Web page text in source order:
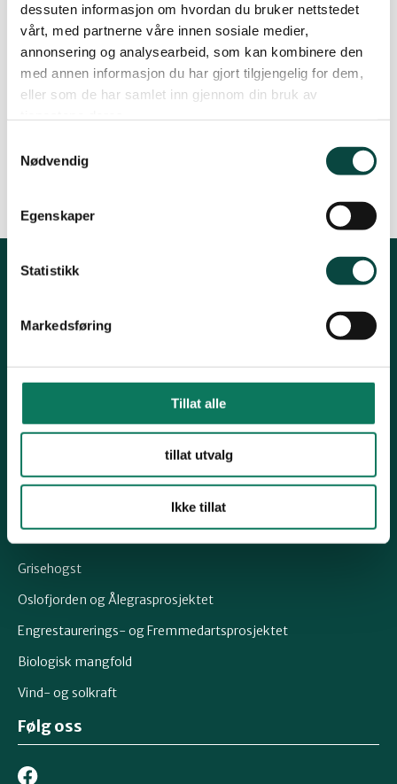
dessuten informasjon om hvordan du bruker nettstedet
vårt, med partnerne våre innen sosiale medier,
annonsering og analysearbeid, som kan kombinere den
med annen informasjon du har gjort tilgjengelig for dem,
eller som de har samlet inn gjennom din bruk av
Nødvendig
Egenskaper
Statistikk
Markedsføring
Tillat alle
tillat utvalg
Ikke tillat
KS´s rapport «Kortreist kvalitet». Fra sitt
forskningsarbeid henter hun fram eksempler
bl.a. fra Askim og Drammen. Hun vil holde et
foredrag på inntil 45 minutter, og deretter vil det
være god tid til å stille spørsmål. Velkommen på
i Kommunestyresalen, Halden kommune!
Kirkegaten 31B, 1632 Fredrikstad
Leder: Heidi Oskarsen
Tlf: 41269231
post@naturostfold.no
Kontonummer: 15037691426
Grisehogst
Oslofjorden og Ålegrasprosjektet
Engrestaurerings- og Fremmedartsprosjektet
Biologisk mangfold
Vind- og solkraft
Følg oss